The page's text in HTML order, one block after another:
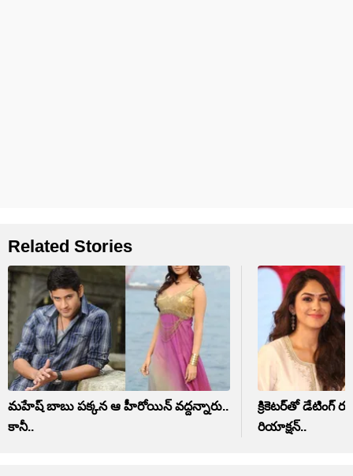
Related Stories
మహేష్ బాబు పక్కన ఆ హీరోయిన్ వద్దన్నారు..
కానీ..
క్రికెటర్‏తో డేటింగ్ రూమర్స్ పై మృణాల్
రియాక్షన్..